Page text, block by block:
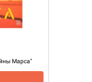
Марса"